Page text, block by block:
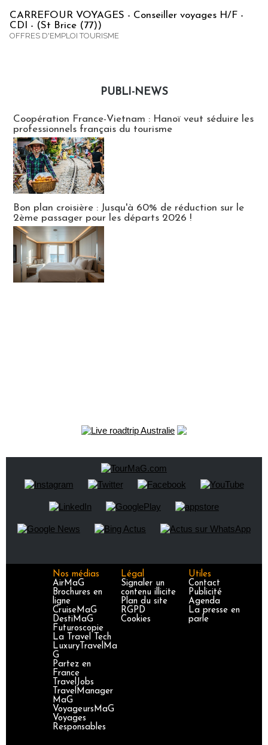
CARREFOUR VOYAGES - Conseiller voyages H/F -
CDI - (St Brice (77))
OFFRES D'EMPLOI TOURISME
PUBLI-NEWS
Coopération France-Vietnam : Hanoï veut séduire les
professionnels français du tourisme
Bon plan croisière : Jusqu'à 60% de réduction sur le
2ème passager pour les départs 2026 !
Nos médias
AirMaG
Brochures en
ligne
CruiseMaG
DestiMaG
Futuroscopie
La Travel Tech
LuxuryTravelMa
G
Partez en
France
TravelJobs
TravelManager
MaG
VoyageursMaG
Voyages
Responsables
Légal
Signaler un
contenu illicite
Plan du site
RGPD
Cookies
Utiles
Contact
Publicité
Agenda
La presse en
parle